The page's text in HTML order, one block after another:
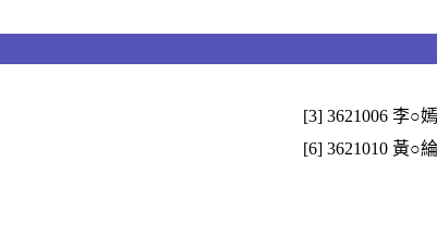
[3] 3621006 李○嫣
[6] 3621010 黃○綸